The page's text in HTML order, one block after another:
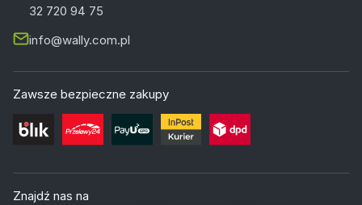
32 720 94 75
info@wally.com.pl
Zawsze bezpieczne zakupy
Znajdź nas na